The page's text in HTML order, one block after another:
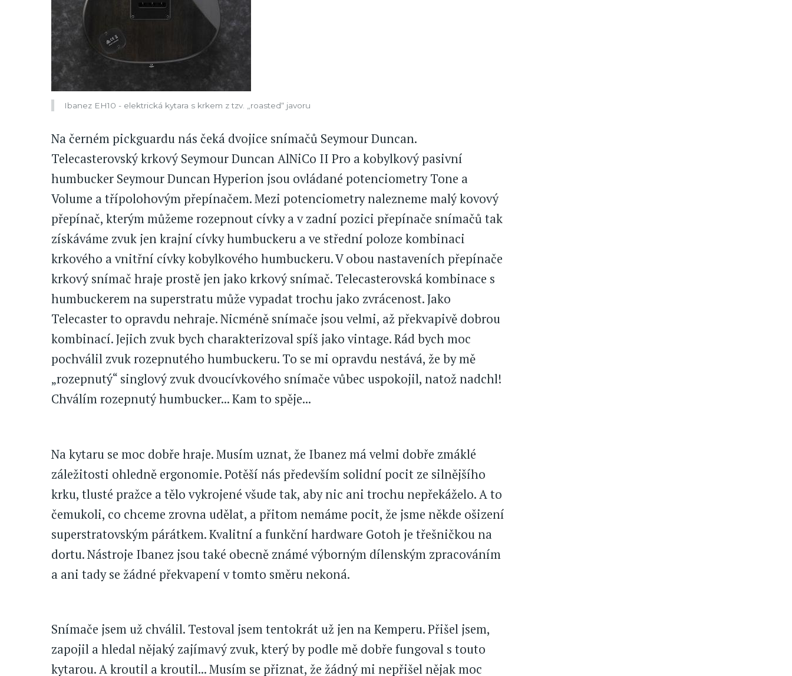
Ibanez EH10 - elektrická kytara s krkem z tzv. „roasted“ javoru
Na černém pickguardu nás čeká dvojice snímačů Seymour Duncan.
Telecasterovský krkový Seymour Duncan AlNiCo II Pro a kobylkový pasivní
humbucker Seymour Duncan Hyperion jsou ovládané potenciometry Tone a
Volume a třípolohovým přepínačem. Mezi potenciometry nalezneme malý kovový
přepínač, kterým můžeme rozepnout cívky a v zadní pozici přepínače snímačů tak
získáváme zvuk jen krajní cívky humbuckeru a ve střední poloze kombinaci
krkového a vnitřní cívky kobylkového humbuckeru. V obou nastaveních přepínače
krkový snímač hraje prostě jen jako krkový snímač. Telecasterovská kombinace s
humbuckerem na superstratu může vypadat trochu jako zvrácenost. Jako
Telecaster to opravdu nehraje. Nicméně snímače jsou velmi, až překvapivě dobrou
kombinací. Jejich zvuk bych charakterizoval spíš jako vintage. Rád bych moc
pochválil zvuk rozepnutého humbuckeru. To se mi opravdu nestává, že by mě
„rozepnutý“ singlový zvuk dvoucívkového snímače vůbec uspokojil, natož nadchl!
Chválím rozepnutý humbucker... Kam to spěje...
Na kytaru se moc dobře hraje. Musím uznat, že Ibanez má velmi dobře zmáklé
záležitosti ohledně ergonomie. Potěší nás především solidní pocit ze silnějšího
krku, tlusté pražce a tělo vykrojené všude tak, aby nic ani trochu nepřekáželo. A to
čemukoli, co chceme zrovna udělat, a přitom nemáme pocit, že jsme někde ošizení
superstratovským párátkem. Kvalitní a funkční hardware Gotoh je třešničkou na
dortu. Nástroje Ibanez jsou také obecně známé výborným dílenským zpracováním
a ani tady se žádné překvapení v tomto směru nekoná.
Snímače jsem už chválil. Testoval jsem tentokrát už jen na Kemperu. Přišel jsem,
zapojil a hledal nějaký zajímavý zvuk, který by podle mě dobře fungoval s touto
kytarou. A kroutil a kroutil... Musím se přiznat, že žádný mi nepřišel nějak moc